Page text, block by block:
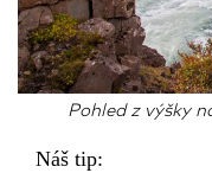
Pohled z výšky
Náš tip: